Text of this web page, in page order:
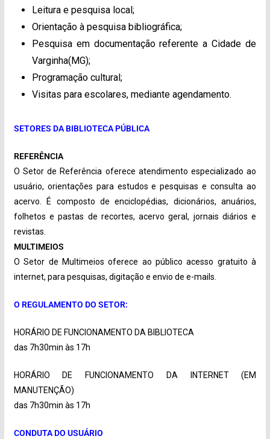
Leitura e pesquisa local;
Orientação à pesquisa bibliográfica;
Pesquisa em documentação referente a Cidade de
Varginha(MG);
Programação cultural;
Visitas para escolares, mediante agendamento.
SETORES DA BIBLIOTECA PÚBLICA
REFERÊNCIA
O Setor de Referência oferece atendimento especializado ao
usuário, orientações para estudos e pesquisas e consulta ao
acervo. É composto de enciclopédias, dicionários, anuários,
folhetos e pastas de recortes, acervo geral, jornais diários e
revistas.
MULTIMEIOS
O Setor de Multimeios oferece ao público acesso gratuito à
internet, para pesquisas, digitação e envio de e-mails.
O REGULAMENTO DO SETOR:
HORÁRIO DE FUNCIONAMENTO DA BIBLIOTECA
das 7h30min às 17h
HORÁRIO DE FUNCIONAMENTO DA INTERNET (EM
MANUTENÇÃO)
das 7h30min às 17h
CONDUTA DO USUÁRIO